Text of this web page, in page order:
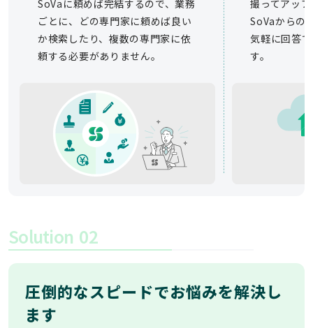
SoVaに頼めば完結するので、業務
ごとに、どの専門家に頼めば良い
か検索したり、複数の専門家に依
頼する必要がありません。
撮ってアッ
SoVaからの
気軽に回答
す。
Solution 02
圧倒的なスピードでお悩みを解決し
ます